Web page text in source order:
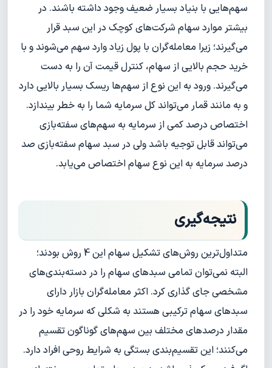
سهم‌هایی با بنیاد بسیار ضعیف وجود داشته باشند. در
بیشتر موارد سهام شرکت‌های کوچک در این سبد قرار
می‌گیرند؛ زیرا معامله‌گران با پول زیاد وارد سهم می‌شوند و با
خرید حجم بالایی از سهام، کنترل قیمت آن را به دست
می‌گیرند. ورود به این نوع از سهم‌ها ریسک بسیار بالایی دارد
و به مانند قمار می‌تواند کل سرمایه شما را به خطر بیندازد.
اختصاص درصد کمی از سرمایه به سهم‌های سفته‌بازی
می‌تواند قابل توجیه باشد ولی در سبد سهام سفته‌بازی صد
درصد سرمایه به این نوع سهام اختصاص می‌یابد.
نتیجه‌گیری
متداول‌ترین روش‌های تشکیل سهام این 4 روش بودند؛
البته نمی‌توان تمامی سبدهای سهام را در دسته‌بندی‌های
مشخصی جای‌ گذاری کرد. اکثر معامله‌گران بازار دارای
سبدهای سهام ترکیبی هستند به شکلی که سرمایه خود را در
مقدار درصدهای مختلف بین سهم‌های گوناگون تقسیم
می‌کنند؛ این تقسیم‌بندی بستگی به شرایط روحی افراد دارد.